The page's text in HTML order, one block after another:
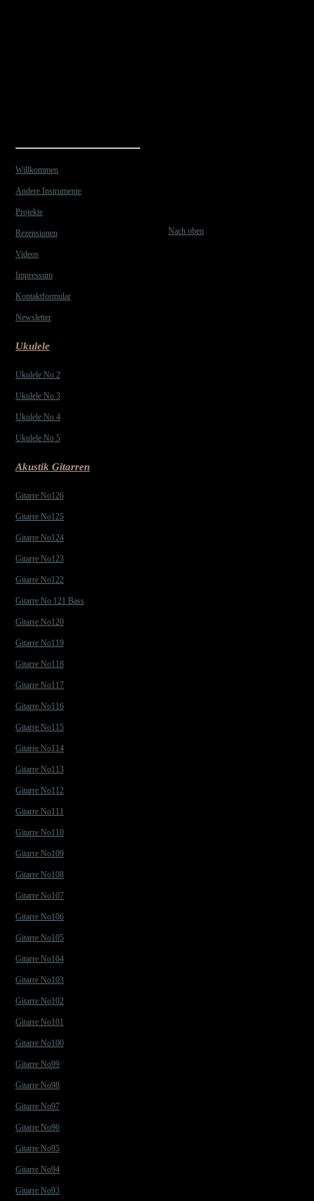
Willkommen
Andere Instrumente
Projekte
Rezensionen
Videos
Impressum
Kontaktformular
Newsletter
Ukulele
Ukulele No 2
Ukulele No 3
Ukulele No 4
Ukulele No 5
Akustik Gitarren
Gitarre No126
Gitarre No125
Gitarre No124
Gitarre No123
Gitarre No122
Gitarre No 121 Bass
Gitarre No120
Gitarre No119
Gitarre No118
Gitarre No117
Gitarre No116
Gitarre No115
Gitarre No114
Gitarre No113
Gitarre No112
Gitarre No111
Gitarre No110
Gitarre No109
Gitarre No108
Gitarre No107
Gitarre No106
Gitarre No105
Gitarre No104
Gitarre No103
Gitarre No102
Gitarre No101
Gitarre No100
Gitarre No99
Gitarre No98
Gitarre No97
Gitarre No96
Gitarre No95
Gitarre No94
Gitarre No93
Nach oben